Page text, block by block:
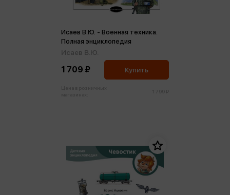
Исаев В.Ю. - Военная техника.
Полная энциклопедия
Исаев В.Ю.
1 709 ₽ Купить